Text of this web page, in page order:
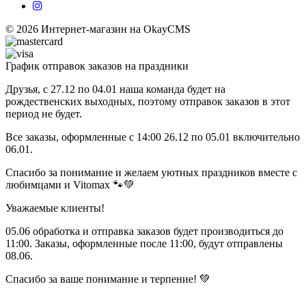
© 2026 Интернет-магазин на OkayCMS
График отправок заказов на праздники
Друзья, с 27.12 по 04.01 наша команда будет на
рождественских выходных, поэтому отправок заказов в этот
период не будет.
Все заказы, оформленные с 14:00 26.12 по 05.01 включительно
06.01.
Спасибо за понимание и желаем уютных праздников вместе с
любимцами и Vitomax 🐾💚
Уважаемые клиенты!
05.06 обработка и отправка заказов будет производиться до
11:00. Заказы, оформленные после 11:00, будут отправлены
08.06.
Спасибо за ваше понимание и терпение! 💚